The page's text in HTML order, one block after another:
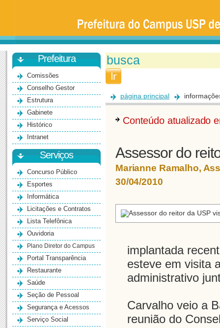
Universidade
São
Paulo
-
BauruPrefeitura
Comissões
Conselho Gestor
Estrutura
Gabinete
Histórico
Intranet
Serviços
Concurso Público
Esportes
Informática
Licitações e Contratos
Lista Telefônica
Ouvidoria
Plano Diretor do Campus
Portal Transparência
Restaurante
Saúde
Seção de Pessoal
Segurança e Acessos
Serviço Social
página principal
Conteúdo atualizado
Assessor do
Marianne Ramalho,
30/04/2010
implantada
esteve em visita
administrativo
Carvalho veio a
reunião do